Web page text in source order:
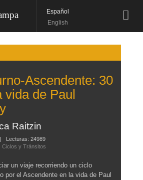
Español
English
Ascendente: 30
vida de Paul
Raitzin
| Lecturas: 24989
Ciclos y Tránsitos
un viaje recorriendo un ciclo
por el Ascendente en la vida de Paul